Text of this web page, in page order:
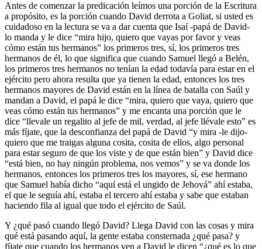
Antes de comenzar la predicación leímos una porción de la Escritura
a propósito, es la porción cuando David derrota a Goliat, si usted es
cuidadoso en la lectura se va a dar cuenta que Isaí -papá de David-
lo manda y le dice “mira hijo, quiero que vayas por favor y veas
cómo están tus hermanos” los primeros tres, sí, los primeros tres
hermanos de él, lo que significa que cuando Samuel llegó a Belén,
los primeros tres hermanos no tenían la edad todavía para estar en el
ejército pero ahora resulta que ya tienen la edad, entonces los tres
hermanos mayores de David están en la línea de batalla con Saúl y
mandan a David, el papá le dice “mira, quiero que vaya, quiero que
veas cómo están tus hermanos” y me encanta una porción que le
dice “llevale un regalito al jefe de mil, verdad, al jefe llévale esto” es
más fíjate, que la desconfianza del papá de David “y mira -le dijo-
quiero que me traigas alguna cosita, cosita de ellos, algo personal
para estar seguro de que los viste y de que están bien” y David dice
“está bien, no hay ningún problema, nos vemos” y se va donde los
hermanos, entonces los primeros tres los mayores, sí, ese hermano
que Samuel había dicho “aquí está el ungido de Jehová” ahí estaba,
el que le seguía ahí, estaba el tercero ahí estaba y sabe que estaban
haciendo fila al igual que todo el ejército de Saúl.
Y ¿qué pasó cuando llegó David? Llega David con las cosas y mira
qué está pasando aquí, la gente estaba consternada ¿qué pasa? y
fíjate que cuando los hermanos ven a David le dicen “¿qué es lo que